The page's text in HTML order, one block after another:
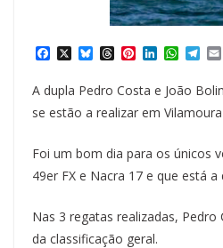
a
e
b
o
k
X B
u
e
s
k
T
h
r
e
a
d
P
n
t
e
s
t
L
k
e
d
n
W
h
a
t
s
A
p
T
e
l
e
g
r
m
i
A dupla Pedro Costa e João
se estão a realizar em
Foi um bom dia para os únicos
49er FX e Nacra 17 e que está
Nas 3 regatas realizadas, Pedro
da classificação geral.